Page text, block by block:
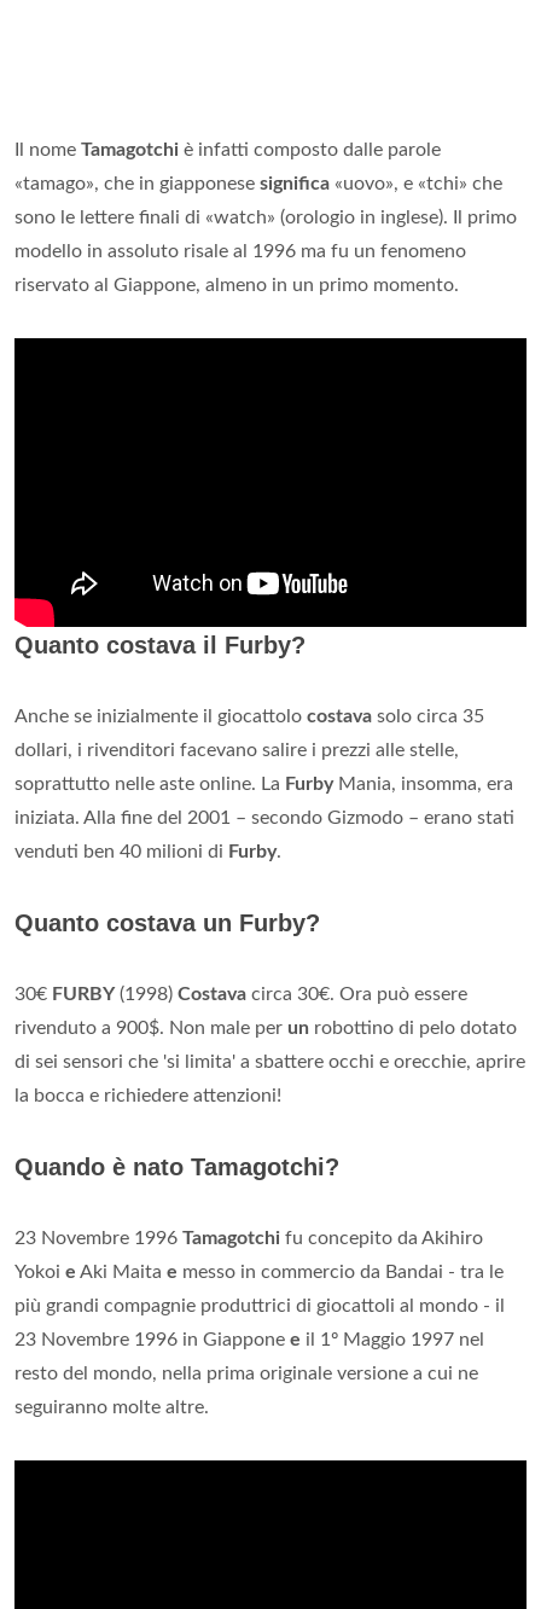
Il nome Tamagotchi è infatti composto dalle parole
«tamago», che in giapponese significa «uovo», e «tchi» che
sono le lettere finali di «watch» (orologio in inglese). Il primo
modello in assoluto risale al 1996 ma fu un fenomeno
riservato al Giappone, almeno in un primo momento.
Quanto costava il Furby?
Anche se inizialmente il giocattolo costava solo circa 35
dollari, i rivenditori facevano salire i prezzi alle stelle,
soprattutto nelle aste online. La FurbyMania, insomma, era
iniziata. Alla fine del 2001 – secondo Gizmodo – erano stati
venduti ben 40 milioni di Furby.
Quanto costava un Furby?
30€ FURBY(1998) Costava circa 30€. Ora può essere
rivenduto a 900$. Non male per un robottino di pelo dotato
di sei sensori che 'si limita' a sbattere occhi e orecchie, aprire
la bocca e richiedere attenzioni!
Quando è nato Tamagotchi?
23 Novembre 1996 Tamagotchi fu concepito da Akihiro
Yokoi e Aki Maita e messo in commercio da Bandai - tra le
più grandi compagnie produttrici di giocattoli al mondo - il
23 Novembre 1996 in Giappone e il 1º Maggio 1997 nel
resto del mondo, nella prima originale versione a cui ne
seguiranno molte altre.